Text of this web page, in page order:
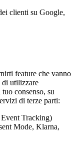
clienti su Google,
feature che vanno
di utilizzare
consenso, su
di terze parti:
Tracking)
Mode, Klarna,